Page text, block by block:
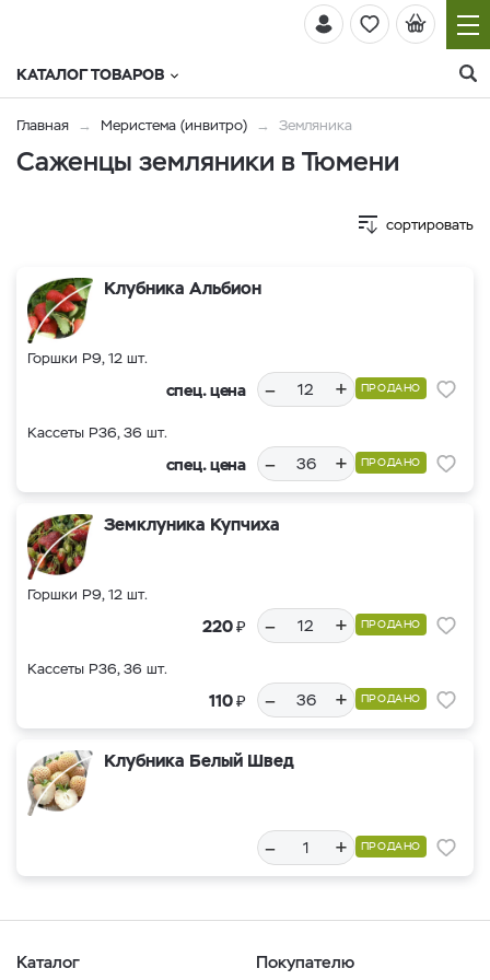
КАТАЛОГ ТОВАРОВ
Главная Меристема (инвитро) Земляника
Саженцы земляники в Тюмени
сортировать
Клубника Альбион
Горшки Р9, 12 шт.
спец. цена – + ПРОДАНО
Кассеты Р36, 36 шт.
спец. цена – + ПРОДАНО
Земклуника Купчиха
Горшки Р9, 12 шт.
220₽ – + ПРОДАНО
Кассеты Р36, 36 шт.
110₽ – + ПРОДАНО
Клубника Белый Швед
– + ПРОДАНО
Каталог Покупателю